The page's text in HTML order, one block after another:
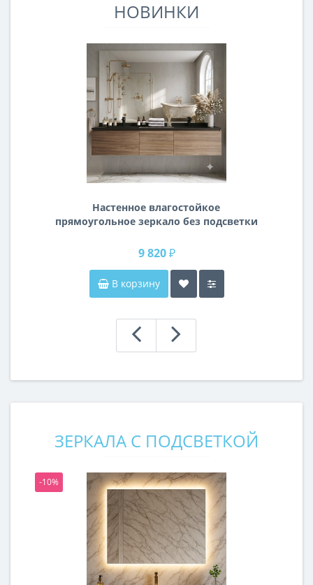
НОВИНКИ
Настенное влагостойкое
прямоугольное зеркало без подсветки
9 820 ₽
В корзину
ЗЕРКАЛА С ПОДСВЕТКОЙ
-10%